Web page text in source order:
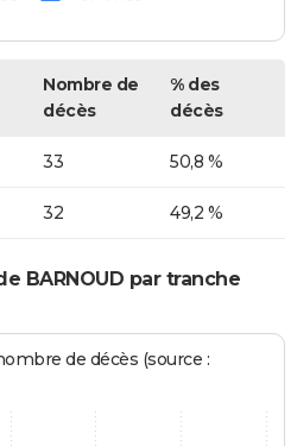
Nombre de
décès
% des
décès
33 50,8 %
32 49,2 %
BARNOUD par tranche
de décès (source :